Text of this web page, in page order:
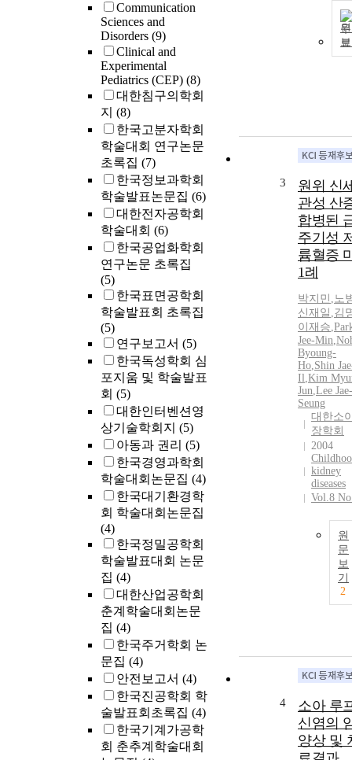
Communication
Sciences and
Disorders (9)
Clinical and
Experimental
Pediatrics (CEP) (8)
대한침구의학회
지 (8)
한국고분자학회
학술대회 연구논문
초록집 (7)
한국정보과학회
학술발표논문집 (6)
대한전자공학회
학술대회 (6)
한국공업화학회
연구논문 초록집
(5)
한국표면공학회
학술발표회 초록집
(5)
연구보고서 (5)
한국독성학회 심
포지움 및 학술발표
회 (5)
대한인터벤션영
상기술학회지 (5)
아동과 권리 (5)
한국경영과학회
학술대회논문집 (4)
한국대기환경학
회 학술대회논문집
(4)
한국정밀공학회
학술발표대회 논문
집 (4)
대한산업공학회
춘계학술대회논문
집 (4)
한국주거학회 논
문집 (4)
안전보고서 (4)
한국진공학회 학
술발표회초록집 (4)
한국기계가공학
회 춘추계학술대회
3
원위 신
관성 산
합병된
주기성
륨혈증
1례
박지민 ,노
신재일 ,김
이재승,
Jee-Min,
Byoung-
Ho,Shin
Il,Kim
Jun,Lee Jae-
Seung
대한소
장학회
2004
kidney
diseases
Vol.8
원
문
보
기
2
4
소아 루
신염의
양상 및